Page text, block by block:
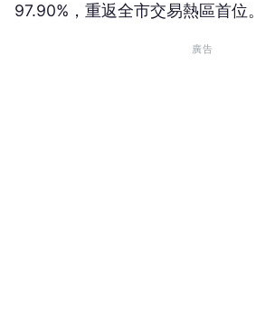
97.90%，重返全市交易熱區首位。
廣告